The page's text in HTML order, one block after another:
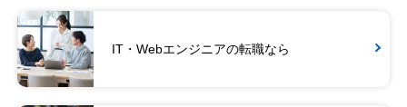
IT・Webエンジニアの転職なら